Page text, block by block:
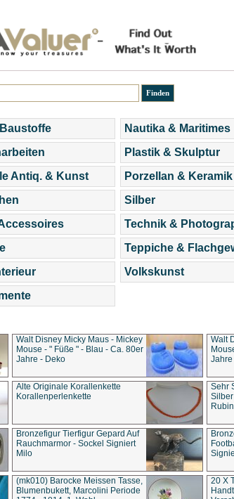
Antiq. & Kunst
Nautika & Maritimes
Plastik & Skulptur
Porzellan & Keramik
Silber
Technik &
Teppiche &
Volkskunst
Walt Disney Micky Maus - Mickey
Mouse - " Füße " - Blau - Ca. 80er
Jahre - Deko
Walt
Jahre
Alte Originale Korallenkette
Korallenperlenkette
Sehr
Bronzefigur Tierfigur Gepard Auf
Rauchmarmor - Sockel Signiert
Milo
(mk010) Barocke Meissen Tasse,
Blumenbukett, Marcolini Periode
20 X